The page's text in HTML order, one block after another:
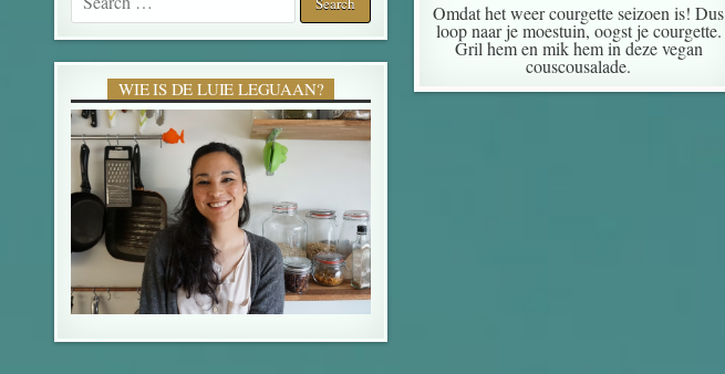
Omdat het weer courgette seizoen is! Dus
loop naar je moestuin, oogst je courgette.
Gril hem en mik hem in deze vegan
couscousalade.
WIE IS DE LUIE LEGUAAN?